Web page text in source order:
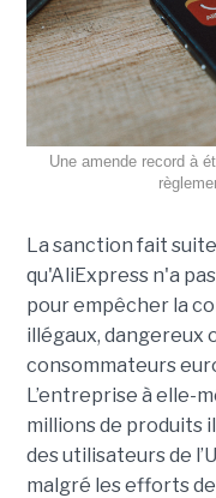
Une amende record à
La sanction fait
qu'AliExpress n'a
pour empêcher la
illégaux, dangereux
consommateurs
L’entreprise à elle-
millions de produits
des utilisateurs de
malgré les efforts